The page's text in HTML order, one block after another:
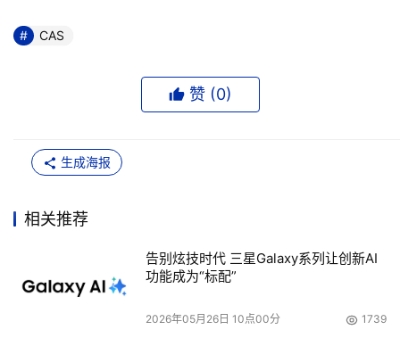
CAS
赞 (0)
生成海报
相关推荐
告别炫技时代 三星Galaxy系列让创新AI
功能成为“标配”
2026年05月26日 10点00分 1739